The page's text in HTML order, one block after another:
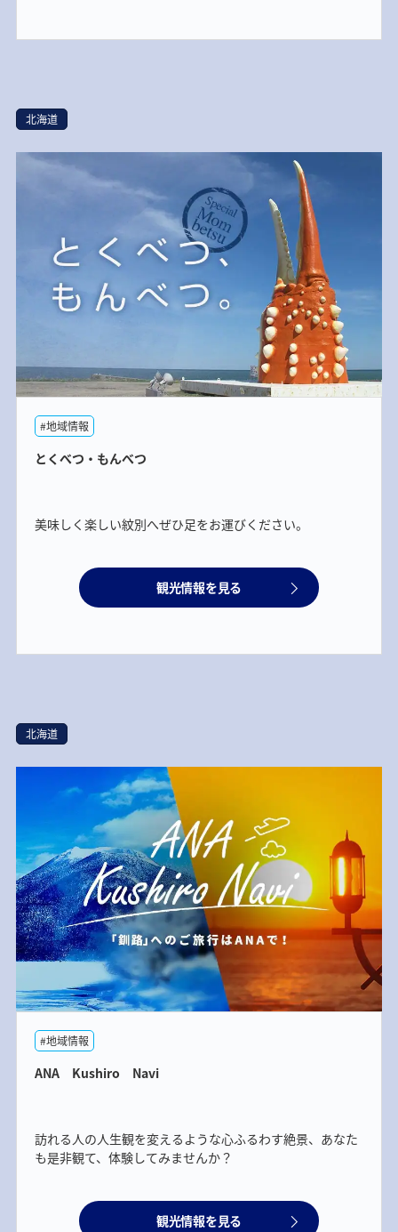
北海道
#地域情報
とくべつ・もんべつ
美味しく楽しい紋別へぜひ足をお運びください。
観光情報を見る
北海道
#地域情報
ANA Kushiro Navi
訪れる人の人生観を変えるような心ふるわす絶景、あなた
も是非観て、体験してみませんか？
観光情報を見る